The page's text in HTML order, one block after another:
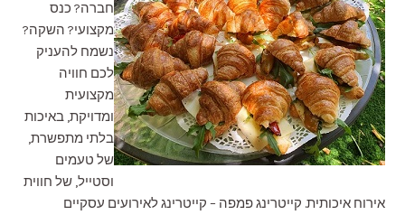
חברה? כנס
מקצועי? השקה?
נשמח להעניק
לכם חוויה
מקצועית
ומדויקת, באיכות
בלתי מתפשרת,
של טעמים
וסטייל, של חווית
אירוח איכותית. קייטרינג פמפה – קייטרינג לאירועים עסקיים